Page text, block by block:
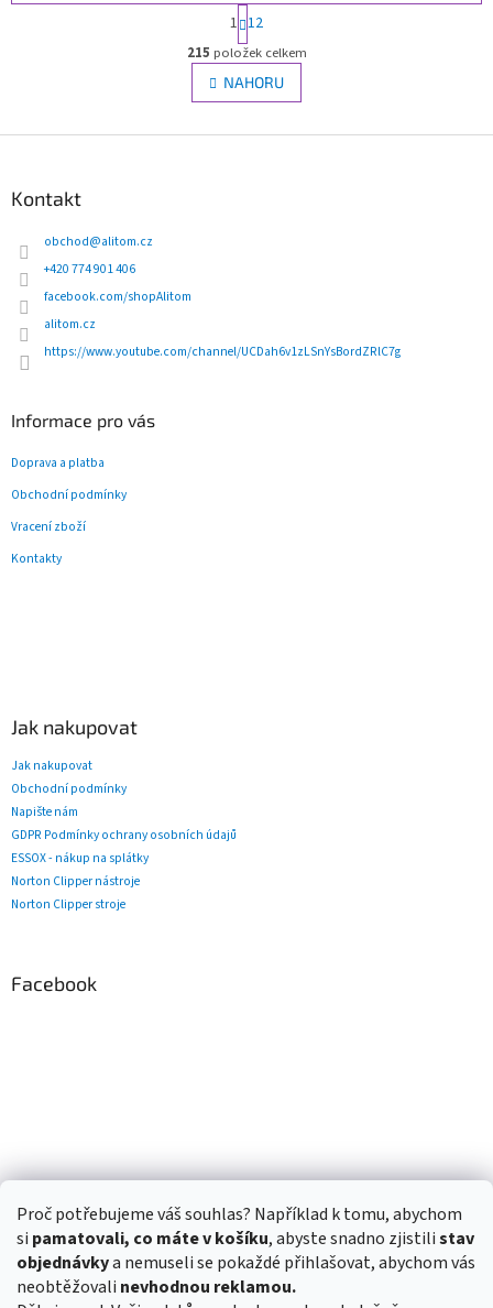
Proč potřebujeme váš souhlas? Například k tomu, abychom
si pamatovali, co máte v košíku, abyste snadno zjistilistav
objednávkya nemuseli se pokaždé přihlašovat, abychom vás
neobtěžovali nevhodnou reklamou.
O
v
l
á
p
S
t
r
á
n
k
1 12
215 položek celkem
NAHORU
Kontakt
obchod@alitom.cz
+420 774 901 406
facebook.com/shopAlitom
alitom.cz
https://www.youtube.com/channel/UCDah6v1zLSnYsBordZRlC7g
Informace pro vás
Doprava a platba
Obchodní podmínky
Vracení zboží
Kontakty
Jak nakupovat
Jak nakupovat
Obchodní podmínky
Napište nám
GDPR Podmínky ochrany osobních údajů
ESSOX - nákup na splátky
Norton Clipper nástroje
Norton Clipper stroje
Facebook